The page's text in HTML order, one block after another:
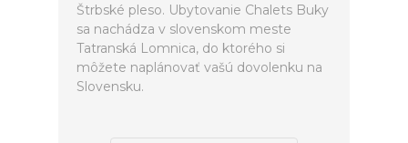
Štrbské pleso. Ubytovanie Chalets Buky
sa nachádza v slovenskom meste
Tatranská Lomnica, do ktorého si
môžete naplánovať vašú dovolenku na
Slovensku.